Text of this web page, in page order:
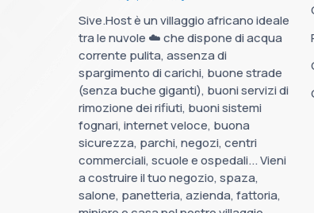
Sive.Host è un villaggio africano ideale
tra le nuvole ☁️ che dispone di acqua
corrente pulita, assenza di
spargimento di carichi, buone strade
(senza buche giganti), buoni servizi di
rimozione dei rifiuti, buoni sistemi
fognari, internet veloce, buona
sicurezza, parchi, negozi, centri
commerciali, scuole e ospedali... Vieni
a costruire il tuo negozio, spaza,
salone, panetteria, azienda, fattoria,